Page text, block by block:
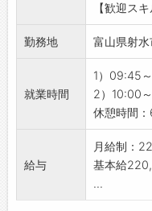
を交えな
です♪
【ステッ
ており、
・個人の
長などの
◎
・社歴や年
・みんな
業務に取
◇携帯キャ
使いいた
◇残業は
・オンと
境です♪
【1日の業
【歓迎ス
勤務地 富山県射
就業時間
1）09:45
2）10:00
休憩時間
給与
月給制：
基本給
...